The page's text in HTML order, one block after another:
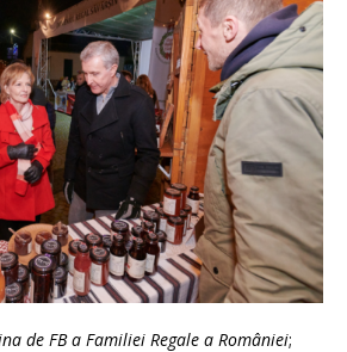
FB a Familiei Regale a României;